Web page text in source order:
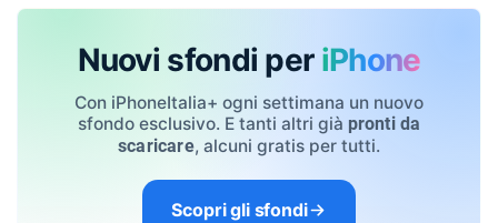
Nuovi sfondi per iPhone
Con iPhoneItalia+ ogni settimana un nuovo
sfondo esclusivo. E tanti altri già pronti da
scaricare, alcuni gratis per tutti.
Scopri gli sfondi